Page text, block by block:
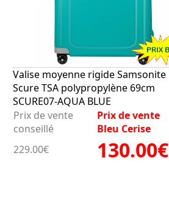
Valise moyenne rigide Samsonite
Scure TSA polypropylène 69cm
SCURE07-AQUA BLUE
Prix de vente
conseillé
Prix de vente
Bleu Cerise
229.00€
130.00€